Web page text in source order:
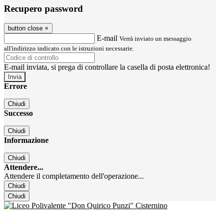
Recupero password
button close ×
E-mail Verrà inviato un messaggio
all'indirizzo indicato con le istruzioni necessarie.
E-mail inviata, si prega di controllare la casella di posta elettronica!
Errore
Chiudi
Successo
Chiudi
Informazione
Chiudi
Attendere...
Attendere il completamento dell'operazione...
Chiudi
Chiudi